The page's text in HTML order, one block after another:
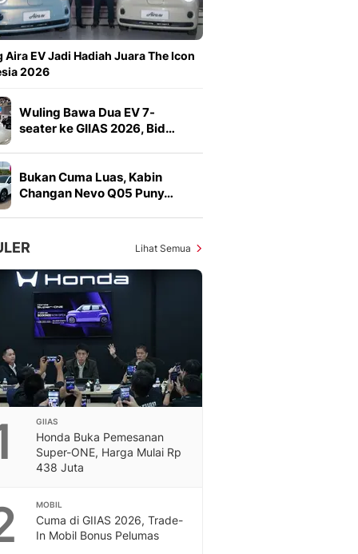
Aira EV Jadi Hadiah Juara The Icon
2026
Wuling Bawa Dua EV 7-
seater ke GIIAS 2026, Bid…
Bukan Cuma Luas, Kabin
Changan Nevo Q05 Puny…
Lihat Semua
GIIAS
Honda Buka Pemesanan
Super-ONE, Harga Mulai Rp
438 Juta
MOBIL
Cuma di GIIAS 2026, Trade-
In Mobil Bonus Pelumas